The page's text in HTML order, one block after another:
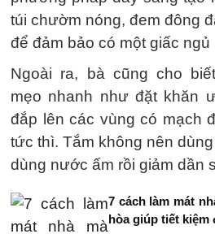
túi chườm nóng, đem đông
để đảm bảo có một giấc ngủ
Ngoài ra, bà cũng cho
mẹo nhanh như đặt khăn
đắp lên các vùng có mạch
tức thì. Tắm không nên
dùng nước ấm rồi giảm dần
7 cách làm mát
hòa giúp tiết kiệm